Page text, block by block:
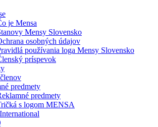
je Mensa
Mensy Slovensko
osobných údajov
používania loga Mensy Slovensko
príspevok
predmety
predmety
s logom MENSA